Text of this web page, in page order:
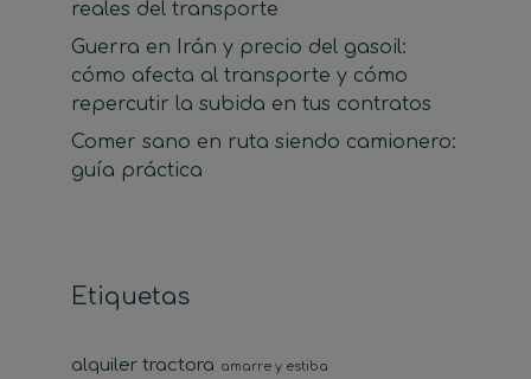
reales del transporte
Guerra en Irán y precio del gasoil:
cómo afecta al transporte y cómo
repercutir la subida en tus contratos
Comer sano en ruta siendo camionero:
guía práctica
Etiquetas
alquiler tractora amarre y estiba